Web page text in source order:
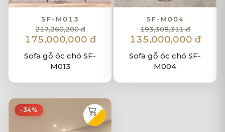
SF-M013
217,260,200 đ
175,000,000 đ
Sofa gỗ óc chó SF-
M013
SF-M004
193,308,311 đ
135,000,000 đ
Sofa gỗ óc chó SF-
M004
-34%